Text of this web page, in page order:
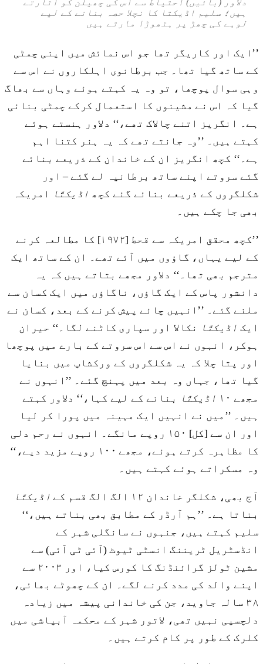
دلاور (بائیں) احتیاط سے اس کی چھیلن کو اتارتے
ہیں؛ سلیم اڈیکتا کا نچلا حصہ بنانے کے لیے
لوہے کی چھڑ پر ہتھوڑا مارتے ہیں
’’ایک اور کاریگر تھا جو اس نمائش میں اپنی چمٹی
کے ساتھ گیا تھا۔ جب برطانوی اہلکاروں نے اس سے
وہی سوال پوچھا، تو وہ یہ کہتے ہوئے وہاں سے بھاگ
گیا کہ اس نے مشینوں کا استعمال کرکے چمٹی بنائی
ہے۔ انگریز اتنے چالاک تھے،‘‘ دلاور ہنستے ہوئے
کہتے ہیں۔ ’’وہ جانتے تھے کہ یہ ہنر کتنا اہم
ہے۔‘‘ کچھ انگریز ان کے خاندان کے ذریعے بنائے
گئے سروتے اپنے ساتھ برطانیہ لے گئے – اور
شکلگروں کے ذریعے بنائے گئے کچھ اڈیکتّا
امریکہ
بھی جا چکے ہیں۔
’’کچھ محقق امریکہ سے قحط [۱۹۷۲] کا مطالعہ کرنے
کے لیے یہاں، گاؤوں میں آئے تھے۔ ان کے ساتھ ایک
مترجم بھی تھا۔‘‘ دلاور مجھے بتاتے ہیں کہ یہ
دانشور پاس کے ایک گاؤں، ناگاؤں میں ایک کسان سے
ملنے گئے۔ ’’انہیں چائے پیش کرنے کے بعد، کسان نے
ایک اڈیکتّا
نکالا اور سپاری کاٹنے لگا۔‘‘ حیران
ہوکر، انہوں نے اس سے اس سروتے کے بارے میں پوچھا
اور پتا چلا کہ یہ شکلگروں کے ورکشاپ میں بنایا
گیا تھا، جہاں وہ بعد میں پہنچ گئے۔ ’’انہوں نے
مجھے ۱۰
اڈیکتّا
بنانے کے لیے کہا،‘‘ دلاور کہتے
ہیں۔ ’’میں نے انہیں ایک مہینہ میں پورا کر لیا
اور ان سے [کل] ۱۵۰ روپے مانگے۔ انہوں نے رحم دلی
کا مظاہرہ کرتے ہوئے، مجھے ۱۰۰ روپے مزید دیے،‘‘
وہ مسکراتے ہوئے کہتے ہیں۔
آج بھی، شکلگر خاندان ۱۲ الگ الگ قسم کے
اڈیکتّا
بناتا ہے۔ ’’ہم آرڈر کے مطابق بھی بناتے ہیں،‘‘
سلیم کہتے ہیں، جنہوں نے سانگلی شہر کے
انڈسٹریل ٹریننگ انسٹی ٹیوٹ (آئی ٹی آئی) سے
مشین ٹولز گرائنڈنگ کا کورس کیا، اور ۲۰۰۳ سے
اپنے والد کی مدد کرنے لگے۔ ان کے چھوٹے بھائی،
۳۸ سالہ جاوید، جن کی خاندانی پیشہ میں زیادہ
دلچسپی نہیں تھی، لاتور شہر کے محکمہ آبپاشی میں
کلرک کے طور پر کام کرتے ہیں۔